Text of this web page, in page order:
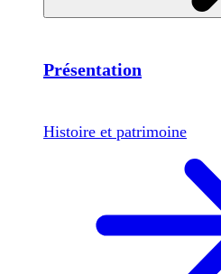
Présentation
Histoire et patrimoine